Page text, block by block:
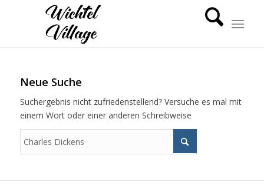
Neue Suche
Suchergebnis nicht zufriedenstellend? Versuche es mal mit
einem Wort oder einer anderen Schreibweise